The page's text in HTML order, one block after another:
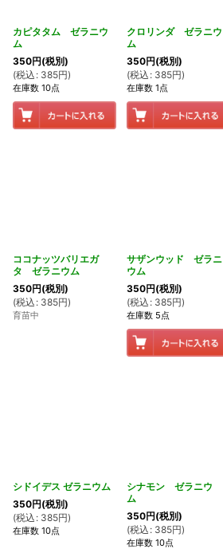
カピタタム ゼラニウ
ム
350円(税別)
(税込 : 385円)
在庫数 10点
クロリンダ ゼラニウ
ム
350円(税別)
(税込 : 385円)
在庫数 1点
ココナッツバリエガ
タ ゼラニウム
350円(税別)
(税込 : 385円)
育苗中
サザンウッド ゼラニ
ウム
350円(税別)
(税込 : 385円)
在庫数 5点
シドイデス ゼラニウム
350円(税別)
(税込 : 385円)
在庫数 10点
シナモン ゼラニウ
ム
350円(税別)
(税込 : 385円)
在庫数 10点